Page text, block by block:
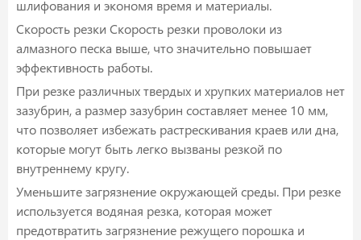
шлифования и экономя время и материалы.
Скорость резки Скорость резки проволоки из
алмазного песка выше, что значительно повышает
эффективность работы.
При резке различных твердых и хрупких материалов нет
зазубрин, а размер зазубрин составляет менее 10 мм,
что позволяет избежать растрескивания краев или дна,
которые могут быть легко вызваны резкой по
внутреннему кругу.
Уменьшите загрязнение окружающей среды. При резке
используется водяная резка, которая может
предотвратить загрязнение режущего порошка и